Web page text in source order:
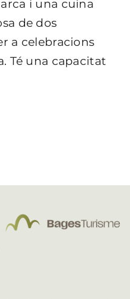
i una cuina
de dos
a celebracions
Té una capacitat